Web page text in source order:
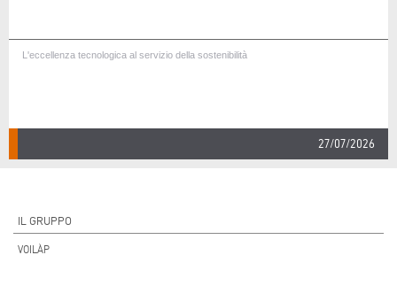
L'eccellenza tecnologica al servizio della sostenibilità
27/07/2026
IL GRUPPO
VOILÀP